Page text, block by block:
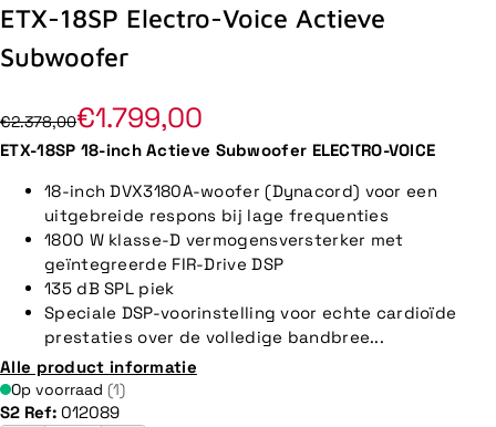
ETX-18SP Electro-Voice Actieve
Subwoofer
€2.378,00€1.799,00
ETX-18SP 18-inch Actieve Subwoofer ELECTRO-VOICE
18-inch DVX3180A-woofer (Dynacord) voor een
uitgebreide respons bij lage frequenties
1800 W klasse-D vermogensversterker met
geïntegreerde FIR-Drive DSP
135 dB SPL piek
Speciale DSP-voorinstelling voor echte cardioïde
prestaties over de volledige bandbree...
Alle product informatie
Op voorraad (1)
S2 Ref: 012089